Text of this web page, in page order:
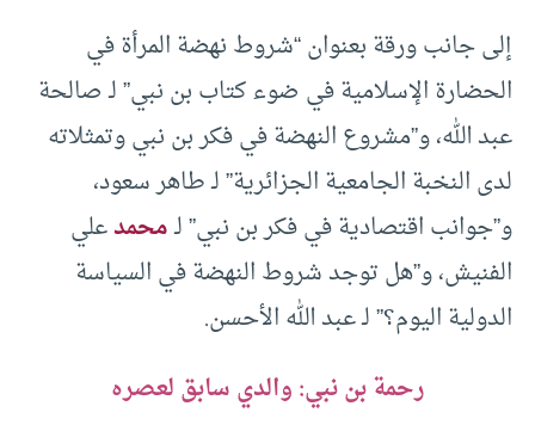
إلى جانب ورقة بعنوان “شروط نهضة المرأة في
الحضارة الإسلامية في ضوء كتاب بن نبي” لـ صالحة
عبد الله، و”مشروع النهضة في فكر بن نبي وتمثلاته
لدى النخبة الجامعية الجزائرية” لـ طاهر سعود،
و”جوانب اقتصادية في فكر بن نبي” لـمحمدعلي
الفنيش، و”هل توجد شروط النهضة في السياسة
الدولية اليوم؟” لـ عبد الله الأحسن.
رحمة بن نبي: والدي سابق لعصره